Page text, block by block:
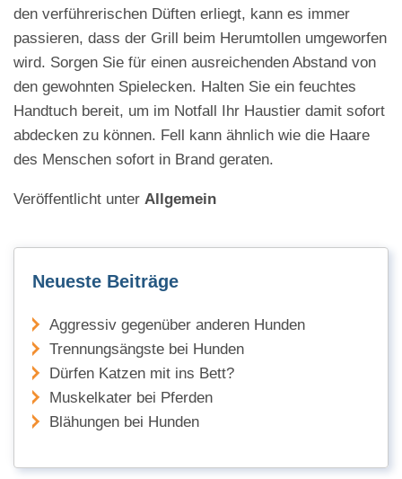
den verführerischen Düften erliegt, kann es immer
passieren, dass der Grill beim Herumtollen umgeworfen
wird. Sorgen Sie für einen ausreichenden Abstand von
den gewohnten Spielecken. Halten Sie ein feuchtes
Handtuch bereit, um im Notfall Ihr Haustier damit sofort
abdecken zu können. Fell kann ähnlich wie die Haare
des Menschen sofort in Brand geraten.
Veröffentlicht unter Allgemein
Neueste Beiträge
Aggressiv gegenüber anderen Hunden
Trennungsängste bei Hunden
Dürfen Katzen mit ins Bett?
Muskelkater bei Pferden
Blähungen bei Hunden